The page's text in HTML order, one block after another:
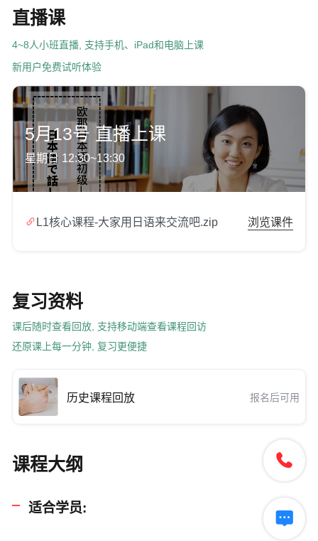
直播课
4~8人小班直播, 支持手机、iPad和电脑上课
新用户免费试听体验
5月13号 直播上课
星期日 12:30~13:30
 L1核心课程-大家用日语来交流吧.zip 浏览课件
复习资料
课后随时查看回放, 支持移动端查看课程回访
还原课上每一分钟, 复习更便捷
历史课程回放 报名后可用
课程大纲
适合学员:

